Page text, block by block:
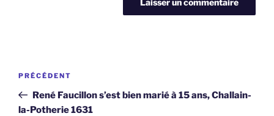
Navigation
l’article
Article
précédent
PRÉCÉDENT
René Faucillon s’est bien marié à 15 ans, Challain-
la-Potherie 1631